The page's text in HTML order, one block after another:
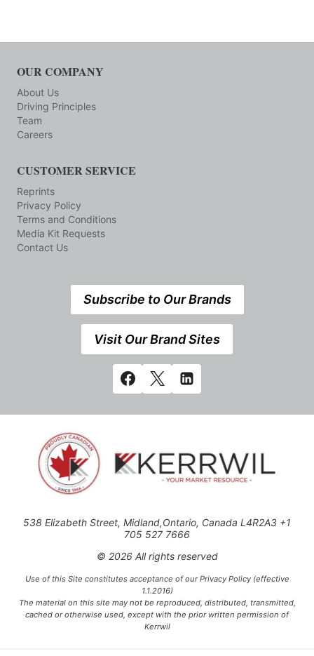
OUR COMPANY
About Us
Driving Principles
Team
Careers
CUSTOMER SERVICE
Reprints
Privacy Policy
Terms and Conditions
Media Kit Requests
Contact Us
Subscribe to Our Brands
Visit Our Brand Sites
538 Elizabeth Street, Midland,Ontario, Canada L4R2A3 +1
705 527 7666
© 2026 All rights reserved
Use of this Site constitutes acceptance of our Privacy Policy (effective
1.1.2016)
The material on this site may not be reproduced, distributed, transmitted,
cached or otherwise used, except with the prior written permission of
Kerrwil